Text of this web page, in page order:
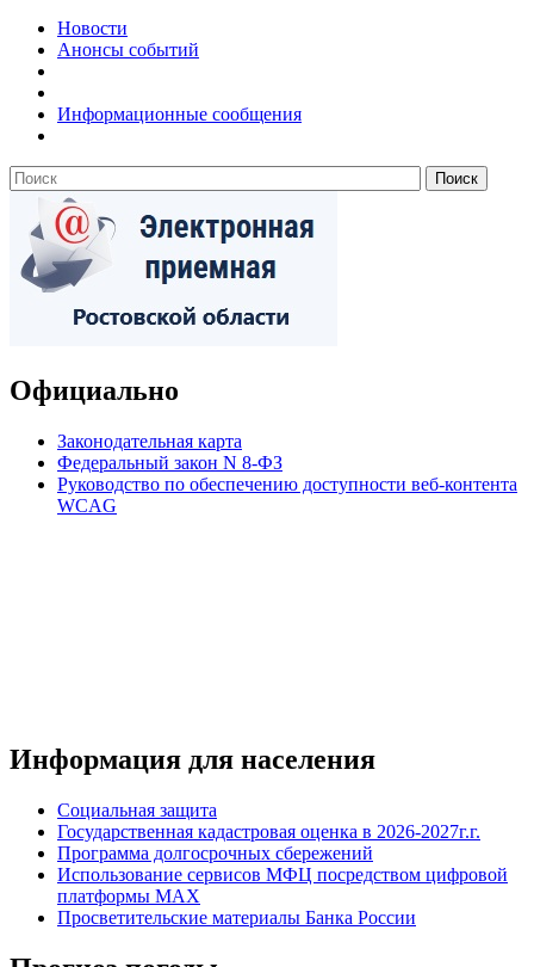
Новости
Анонсы событий
Информационные сообщения
Официально
Законодательная карта
Федеральный закон N 8-ФЗ
Руководство по обеспечению доступности веб-контента
WCAG
Информация для населения
Социальная защита
Государственная кадастровая оценка в 2026-2027г.г.
Программа долгосрочных сбережений
Использование сервисов МФЦ посредством цифровой
платформы MAX
Просветительские материалы Банка России